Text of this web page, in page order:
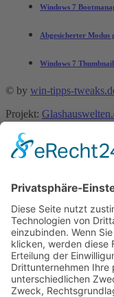
Windows 7
Abgesicherter Modus
Windows 7
© by win-tipps-
Projekt:
Mobile Menu Toggle
Excel
Künstliche
Windows